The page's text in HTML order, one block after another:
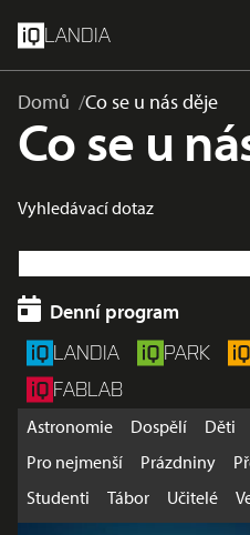
LANDIA
Domů Co se u nás děje
Co se u
Vyhledávací dotaz
Denní program
LANDIA PARK
FABLAB
Astronomie Dospělí Děti
Pro nejmenší
Prázdniny
Studenti
Tábor Učitelé